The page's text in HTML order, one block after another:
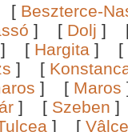
[ Beszterce-
] [ Dolj ]
] [ Hargita ]
[
] [
] [ Maros
] [ Szeben
] [